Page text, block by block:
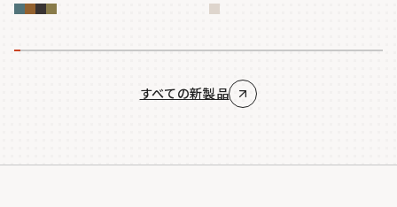
すべての新製品